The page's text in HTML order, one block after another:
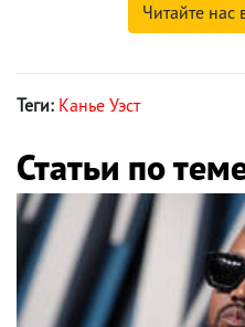
Читайте нас
Теги: Канье Уэст
Статьи по